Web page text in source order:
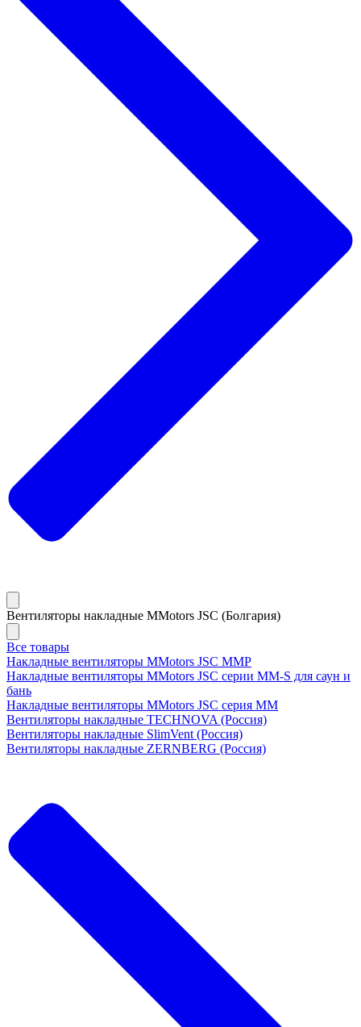
Вентиляторы накладные MMotors JSC (Болгария)
Все товары
Накладные вентиляторы MMotors JSC MMP
Накладные вентиляторы MMotors JSC серии MM-S для саун и
бань
Накладные вентиляторы MMotors JSC серия МM
Вентиляторы накладные TECHNOVA (Россия)
Вентиляторы накладные SlimVent (Россия)
Вентиляторы накладные ZERNBERG (Россия)